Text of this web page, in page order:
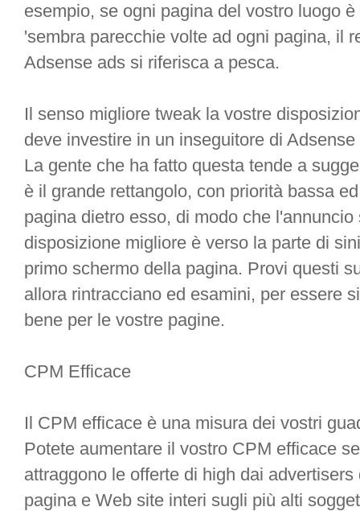
esempio, se ogni pagina del vostro luogo
'sembra parecchie volte ad ogni pagina, il
Adsense ads si riferisca a pesca.
Il senso migliore tweak la vostre
deve investire in un inseguitore di
La gente che ha fatto questa tende a
è il grande rettangolo, con priorità bassa
pagina dietro esso, di modo che
disposizione migliore è verso la parte di
primo schermo della pagina. Provi questi
allora rintracciano ed esamini, per essere
bene per le vostre pagine.
CPM Efficace
Il CPM efficace è una misura dei vostri
Potete aumentare il vostro CPM efficace
attraggono le offerte di high dai
pagina e Web site interi sugli più alti